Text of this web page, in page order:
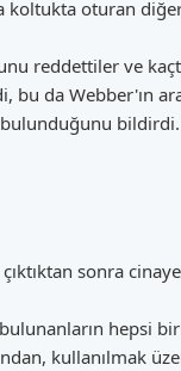
koltukta oturan
reddettiler ve
bu da Webber'ın
sonra
hepsi
kullanılmak